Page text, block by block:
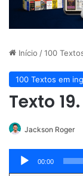
Início /100
100 Textos em
Texto
Jackson Roger
Tocador
de
00:00